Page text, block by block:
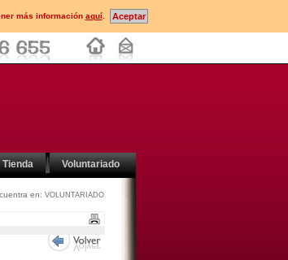
más información aquí.
Tienda Voluntariado
en: VOLUNTARIADO